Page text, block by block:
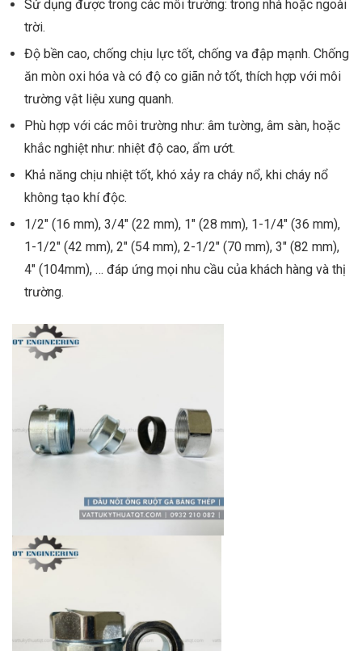
Sử dụng được trong các môi trường: trong nhà hoặc ngoài
trời.
Độ bền cao, chống chịu lực tốt, chống va đập mạnh. Chống
ăn mòn oxi hóa và có độ co giãn nở tốt, thích hợp với môi
trường vật liệu xung quanh.
Phù hợp với các môi trường như: âm tường, âm sàn, hoặc
khắc nghiệt như: nhiệt độ cao, ẩm ướt.
Khả năng chịu nhiệt tốt, khó xảy ra cháy nổ, khi cháy nổ
không tạo khí độc.
1/2″ (16 mm), 3/4″ (22 mm), 1″ (28 mm), 1-1/4″ (36 mm),
1-1/2″ (42 mm), 2″ (54 mm), 2-1/2″ (70 mm), 3″ (82 mm),
4″ (104mm), … đáp ứng mọi nhu cầu của khách hàng và thị
trường.